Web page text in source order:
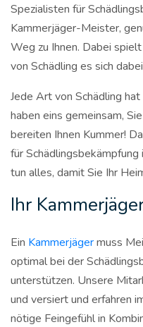
Spezialisten für
Kammerjäger-Meister,
Weg zu Ihnen. Dabei
von Schädling es sich
Jede Art von Schädling
haben eins gemeinsam,
bereiten Ihnen Kummer!
für
tun alles, damit Sie Ihr
Ihr
Ein Kammerjägermuss
optimal bei der
unterstützen. Unsere
und versiert und erfahren
nötige Feingefühl in